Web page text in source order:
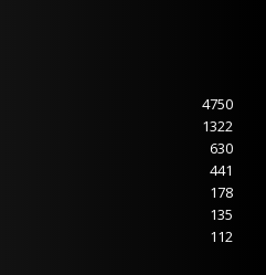
4750
1322
630
441
178
135
112